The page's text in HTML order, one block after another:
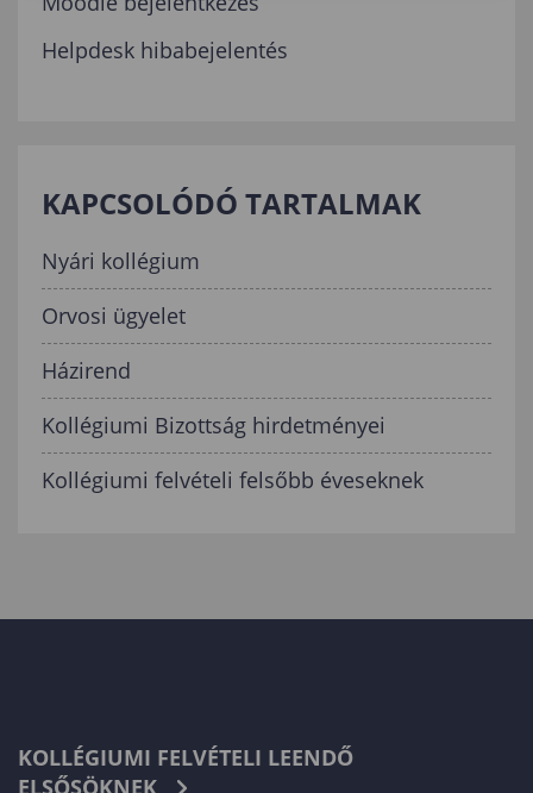
Helpdesk hibabejelentés
KAPCSOLÓDÓ TARTALMAK
Nyári kollégium
Orvosi ügyelet
Házirend
Kollégiumi Bizottság hirdetményei
Kollégiumi felvételi felsőbb éveseknek
KOLLÉGIUMI FELVÉTELI LEENDŐ
ELSŐSÖKNEK